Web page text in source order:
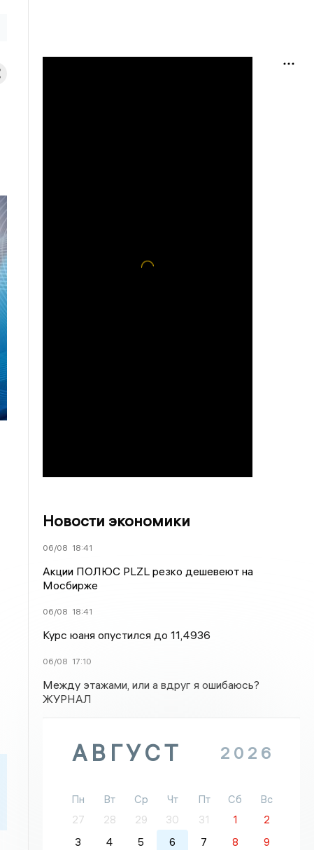
Новости экономики
06/08 18:41
Акции ПОЛЮС PLZL резко дешевеют на
Мосбирже
06/08 18:41
Курс юаня опустился до 11,4936
06/08 17:10
Между этажами, или а вдруг я ошибаюсь?
ЖУРНАЛ
АВГУСТ 2026
Пн Вт Ср Чт Пт Сб
Вс
27
28 29 30 31 1
2
3
4 5 6 7 8
9